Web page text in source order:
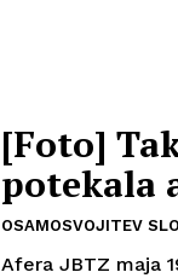
[Foto]
potekala
OSAMOSVOJITEV
Afera JBTZ maja